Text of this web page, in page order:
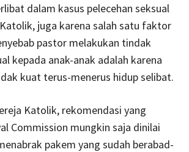
dalam kasus pelecehan seksual
juga karena salah satu faktor
pastor melakukan tindak
kepada anak-anak adalah karena
kuat terus-menerus hidup selibat.
Katolik, rekomendasi yang
Commission mungkin saja dinilai
pakem yang sudah berabad-